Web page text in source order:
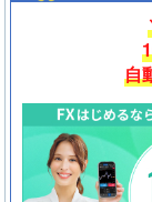
自